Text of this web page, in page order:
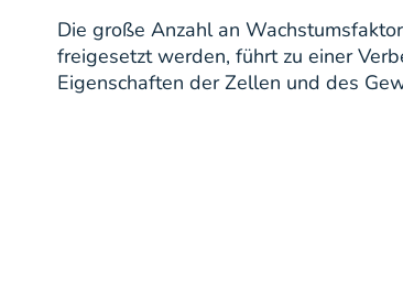
Die große Anzahl an
freigesetzt werden, führt zu einer
Eigenschaften der Zellen und des